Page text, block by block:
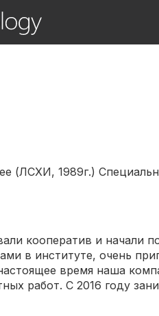
(ЛСХИ, 1989г.)
кооператив и начали
в институте, очень
время наша
работ. С 2016 году